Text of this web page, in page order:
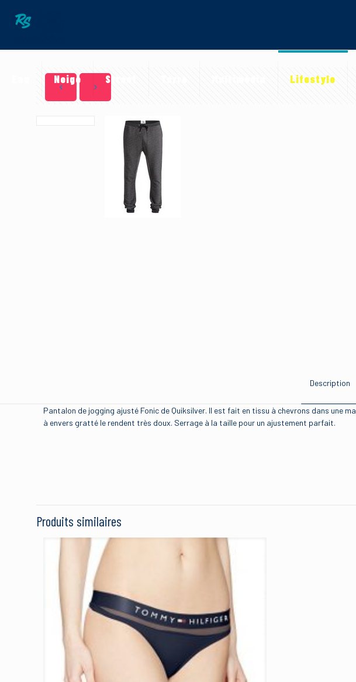
Neige Street Lifestyle
Description
Pantalon de jogging ajusté Fonic de Quiksilver. Il est fait en tissu à chevrons dans
à envers gratté le rendent très doux. Serrage à la taille pour un ajustement parfait.
Produits similaires